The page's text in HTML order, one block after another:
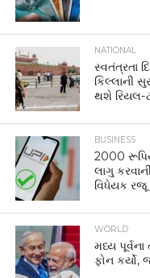
NATIONAL
સ્વતંત્રતા
કિલ્લાની
થશે રિયલ-
BUSINESS
2000
લાગુ
વિધેયક રજૂ
WORLD
મધ્ય
ફોન કર્યો,